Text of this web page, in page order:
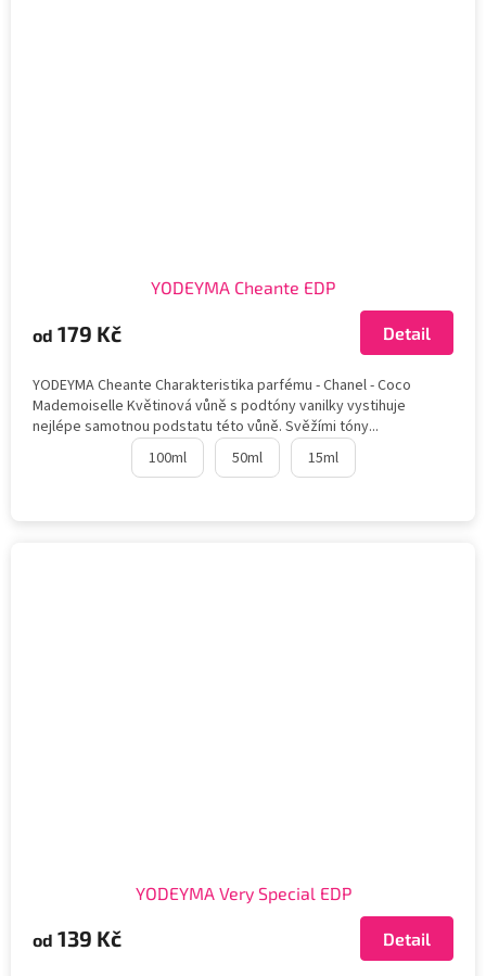
YODEYMA Cheante EDP
od 179 Kč Detail
YODEYMA Cheante Charakteristika parfému - Chanel - Coco
Mademoiselle Květinová vůně s podtóny vanilky vystihuje
nejlépe samotnou podstatu této vůně. Svěžími tóny...
100ml
50ml 15ml
YODEYMA Very Special EDP
od 139 Kč Detail